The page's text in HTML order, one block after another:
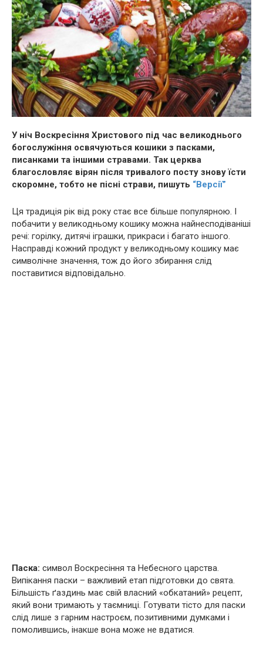
У ніч Воскресіння Христового під час великоднього
богослужіння освячуються кошики з пасками,
писанками та іншими стравами. Так церква
благословляє вірян після тривалого посту знову їсти
скоромне, тобто не пісні страви, пишуть “Версії”
Ця традиція рік від року стає все більше популярною. І
побачити у великодньому кошику можна найнесподіваніші
речі: горілку, дитячі іграшки, прикраси і багато іншого.
Насправді кожний продукт у великодньому кошику має
символічне значення, тож до його збирання слід
поставитися відповідально.
Паска: символ Воскресіння та Небесного царства.
Випікання паски – важливий етап підготовки до свята.
Більшість ґаздинь має свій власний «обкатаний» рецепт,
який вони тримають у таємниці. Готувати тісто для паски
слід лише з гарним настроєм, позитивними думками і
помолившись, інакше вона може не вдатися.